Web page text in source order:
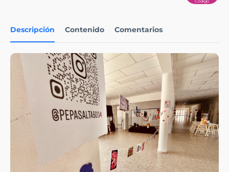
Descripción Contenido Comentarios